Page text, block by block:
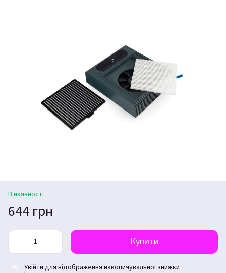
В наявності
644 грн
Купити
Увійти для відображення накопичувальної знижки